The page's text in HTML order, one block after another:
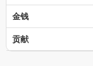
金钱
贡献